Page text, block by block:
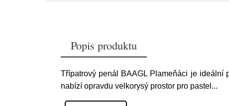
Popis produktu
Třípatrový penál BAAGL Plameňáci je ideální
nabízí opravdu velkorysý prostor pro pastel ...